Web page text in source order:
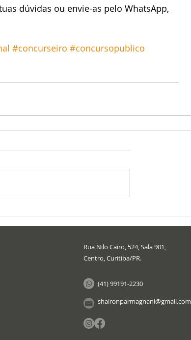
dúvidas ou envie-as pelo WhatsApp,
#concurseiro #concursopublico
Rua Nilo Cairo, 524, Sala 901,
Centro, Curitiba/PR.
(41) 99191-2230
shaironparmagnani@gmail.com